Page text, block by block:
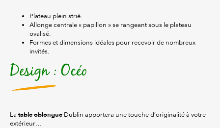
Plateau plein strié.
Allonge centrale « papillon » se rangeant sous le plateau
ovalisé.
Formes et dimensions idéales pour recevoir de nombreux
invités.
Design : Océo
La table oblongue Dublin apportera une touche d’originalité à votre
extérieur…